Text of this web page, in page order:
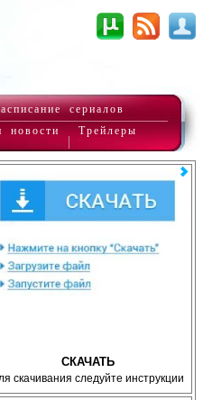
сериалов
новости Трейлеры
СКАЧАТЬ
скачивания следуйте инструкции